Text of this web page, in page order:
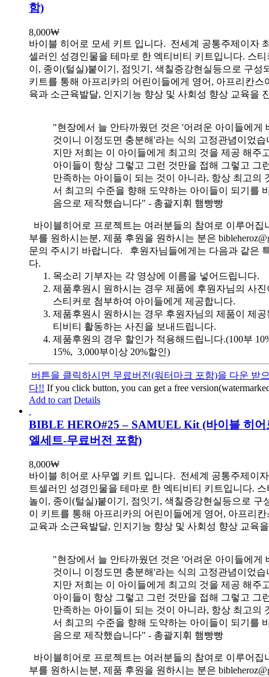
함)
8,000₩
바이블 히어로 모세 키트 입니다. 전세계 공통주제이자
셀러인 성경인물을 테마로 한 엑티비티 키트입니다. 스
이, 종이(털실)붙이기, 점잇기, 색칠증강현실등으로 구성
키트를 통해 아프리카의 어린이들에게 영어, 아프리칸스
육과 소근육발달, 인지기능 향상 및 사회성 향상 교육을
"현장에서 늘 안타까웠던 것은 '어려운 아이들에게
것이니 이정도면 충분해'라는 식의 고정관념이었습
지만 저희는 이 아이들에게 최고의 것을 제공 해주
아이들이 항상 그렇고 그런 것만을 접해 그렇고 그
만족하는 아이들이 되는 것이 아니라, 항상 최고의
서 최고의 수준을 향해 도약하는 아이들이 되기를
음으로 제작했습니다" - 총괄지휘 햄빵빵
바이블히어로 프로젝트는 여러분들의 참여로 이루어집
부를 원하시는분, 제품 후원을 원하시는 분은
문의 주시기 바랍니다. 후원자님들에게는 다음과 같은
다.
목소리 기부자는 각 영상에 이름을 넣어드립니다.
제품후원시 원하시는 경우 제품에 후원자님의 사
스티커로 첨부하여 아이들에게 제공합니다.
제품후원시 원하시는 경우 후원자님의 제품이 제
티비티 활동하는 사진을 보내드립니다.
제품후원의 경우 할인가 적용해드립니다.(100부
15%, 3,000부이상 20%할인)
버튼을 클릭하시면 무료버전(워터마크 포함)을 다운 받
다!! If you click button, you can get a free
Add to cart Details
BIBLE HERO#25 – SAMUEL Kit (바이블 히어
엘세트-무료버전 포함)
8,000₩
바이블 히어로 사무엘 키트 입니다. 전세계 공통주제이
트셀러인 성경인물을 테마로 한 엑티비티 키트입니다.
놀이, 종이(털실)붙이기, 점잇기, 색칠증강현실등으로 구
이 키트를 통해 아프리카의 어린이들에게 영어, 아프리
교육과 소근육발달, 인지기능 향상 및 사회성 향상 교육
"현장에서 늘 안타까웠던 것은 '어려운 아이들에게
것이니 이정도면 충분해'라는 식의 고정관념이었습
지만 저희는 이 아이들에게 최고의 것을 제공 해주
아이들이 항상 그렇고 그런 것만을 접해 그렇고 그
만족하는 아이들이 되는 것이 아니라, 항상 최고의
서 최고의 수준을 향해 도약하는 아이들이 되기를
음으로 제작했습니다" - 총괄지휘 햄빵빵
바이블히어로 프로젝트는 여러분들의 참여로 이루어집
부를 원하시는분, 제품 후원을 원하시는 분은